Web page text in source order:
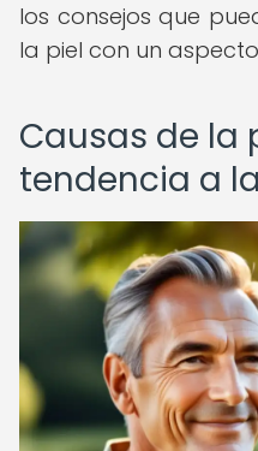
los consejos que
la piel con un
Causas de la
tendencia a